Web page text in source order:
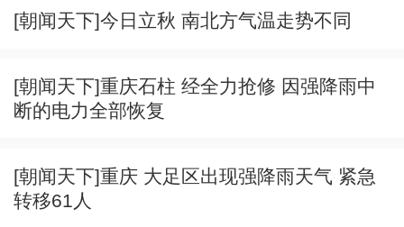
[朝闻天下]今日立秋 南北方气温走势不同
[朝闻天下]重庆石柱 经全力抢修 因强降雨中
断的电力全部恢复
[朝闻天下]重庆 大足区出现强降雨天气 紧急
转移61人